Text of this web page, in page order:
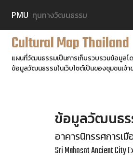
PMU ทุนทางวัฒนธรรม
Cultural Map Thailand
แผนที่วัฒนธรรมเป็นการเก็บรวบรวมข้อมูลโ
ข้อมูลวัฒนธรรมในเว็บไซต์เป็นของชุมชนเจ้
ข้อมูลวัฒนธรร
อาคารนิทรรศการเ
Sri Mahosot Ancient City